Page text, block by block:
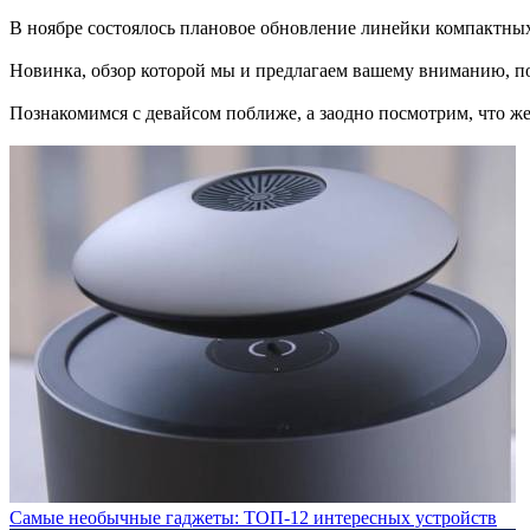
В ноябре состоялось плановое обновление линейки
Новинка, обзор которой мы и предлагаем вашему вниманию,
Познакомимся с девайсом поближе, а заодно посмотрим, что
Самые необычные гаджеты: ТОП-12 интересных устройств